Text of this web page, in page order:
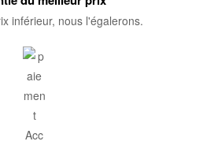
inférieur, nous l'égalerons.